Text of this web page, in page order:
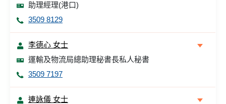
助理經理(港口)
3509 8129
李德心 女士
運輸及物流局總助理秘書長私人秘書
3509 7197
連詠儀 女士